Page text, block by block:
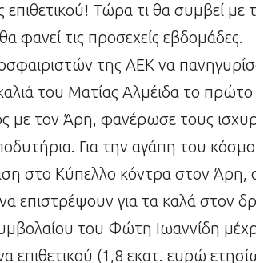
επιθετικού! Τώρα τι θα συμβεί με
φανεί τις προσεχείς εβδομάδες.
της ΑΕΚ να
του Ματίας Αλμέιδα το
με τον Άρη, φανέρωσε τους
Για την αγάπη του
στο Κύπελλο κόντρα στον Άρη,
επιστρέψουν για τα καλά στον
του Φώτη Ιωαννίδη
επιθετικού (1,8 εκατ. ευρώ